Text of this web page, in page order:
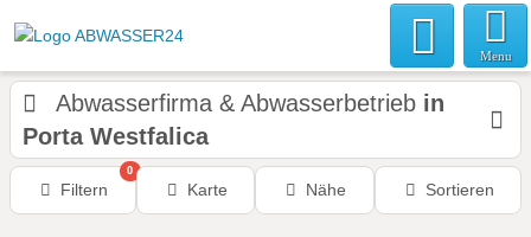
Menu
Abwasserfirma & Abwasserbetrieb in
Porta Westfalica
Filtern
0
Karte Nähe Sortieren